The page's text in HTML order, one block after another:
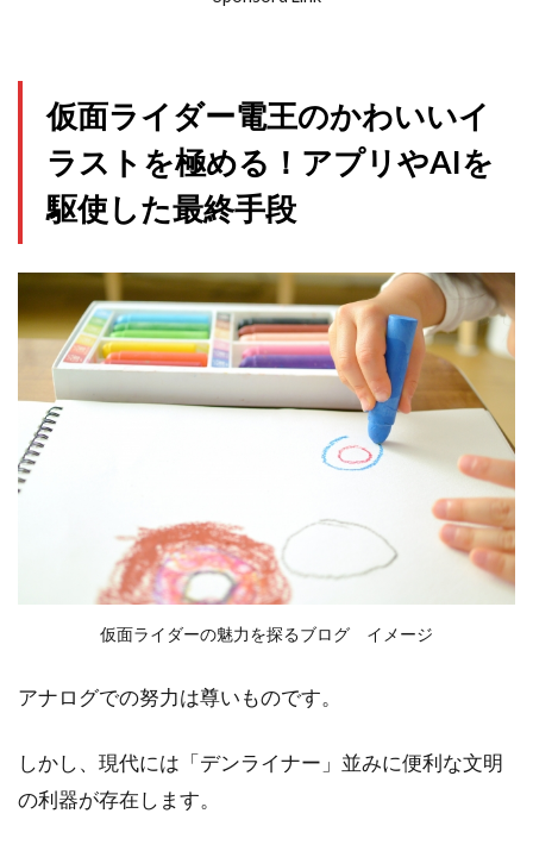
仮面ライダー電王のかわいいイ
ラストを極める！アプリやAIを
駆使した最終手段
仮面ライダーの魅力を探るブログ イメージ
アナログでの努力は尊いものです。
しかし、現代には「デンライナー」並みに便利な文明
の利器が存在します。